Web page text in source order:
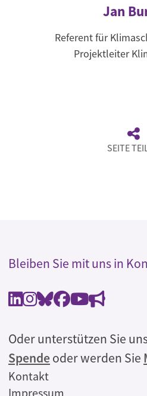
Jan
Referent für
Projektleiter
SEITE
Bleiben Sie mit uns in
Oder unterstützen Sie
Spendeoder werden Sie
Rechtliches
Kontakt
Impressum